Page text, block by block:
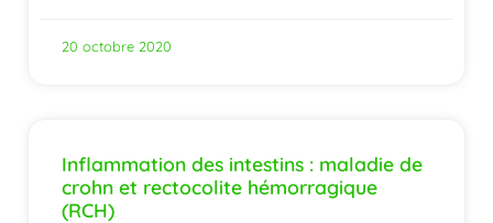
20 octobre 2020
Inflammation des intestins : maladie de
crohn et rectocolite hémorragique
(RCH)